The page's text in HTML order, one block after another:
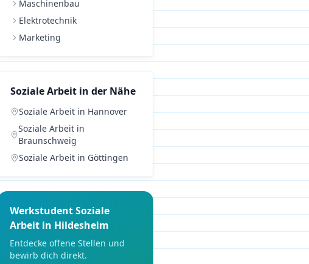
Maschinenbau
Elektrotechnik
Marketing
Soziale Arbeit in der Nähe
Soziale Arbeit in Hannover
Soziale Arbeit in
Braunschweig
Soziale Arbeit in Göttingen
WerkstudentSoziale
Arbeit in Hildesheim
Entdecke offene Stellen und
bewirb dich direkt.